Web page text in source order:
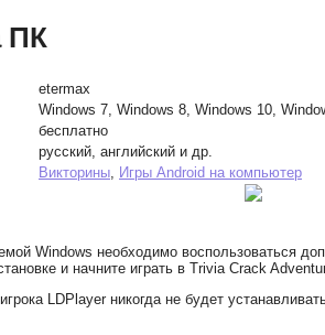
ПК
etermax
Windows 7, Windows 8, Windows 10,
бесплатно
русский, английский и др.
Викторины, Игры Android на компьютер
Windows необходимо воспользоваться
и начните играть в Trivia Crack
LDPlayer никогда не будет